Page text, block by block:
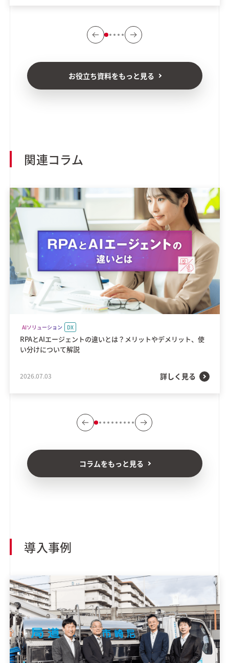
お役立ち資料をもっと見る
関連コラム
AIソリューション DX
RPAとAIエージェントの違いとは？メリットやデメリット、使
い分けについて解説
2026.07.03 詳しく見る
コラムをもっと見る
導入事例